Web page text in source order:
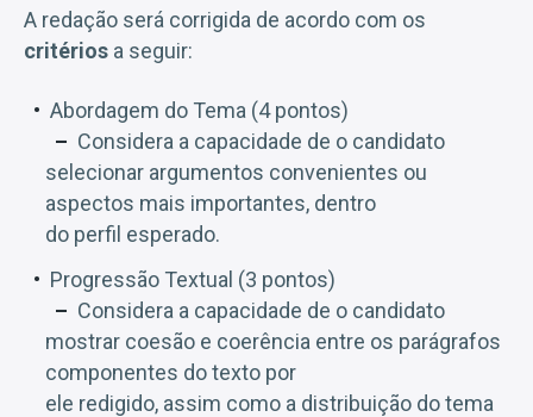
A redação será corrigida de acordo com os
critérios a seguir:
Abordagem do Tema (4 pontos)
Considera a capacidade de o candidato
selecionar argumentos convenientes ou
aspectos mais importantes, dentro
do perfil esperado.
Progressão Textual (3 pontos)
Considera a capacidade de o candidato
mostrar coesão e coerência entre os parágrafos
componentes do texto por
ele redigido, assim como a distribuição do tema